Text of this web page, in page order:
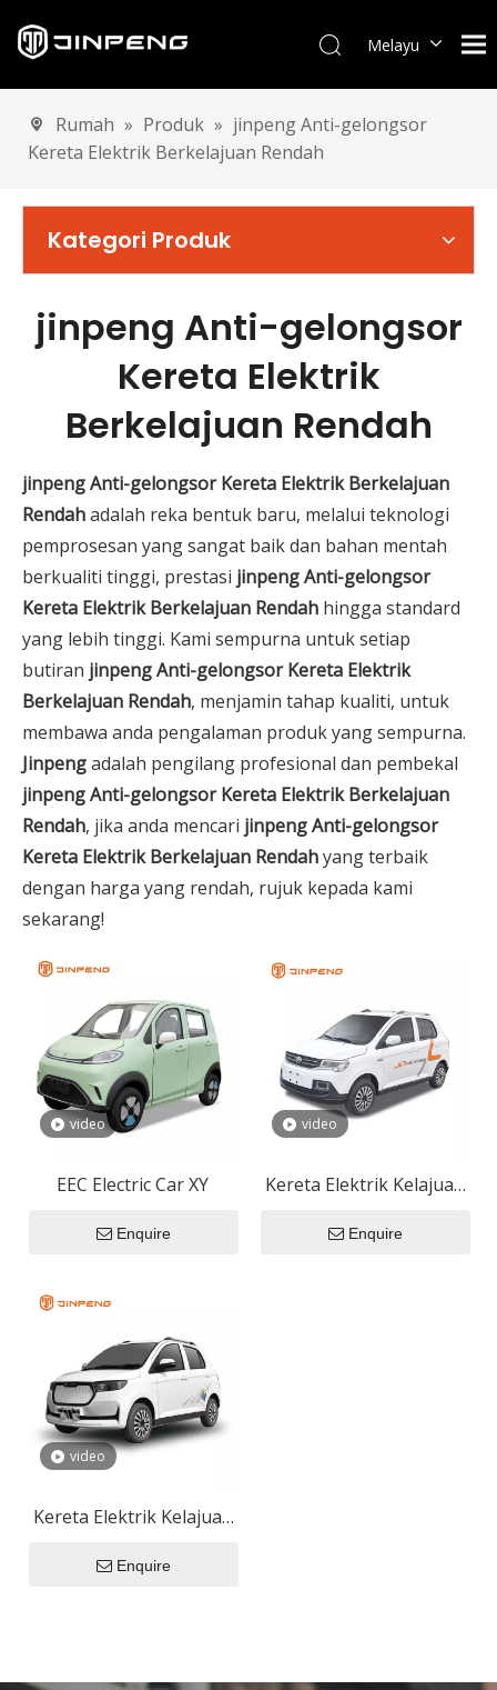
Melayu
Español
Tiếng Việt
Türk dili
Rumah » Produk » jinpeng Anti-gelongsor
Kereta Elektrik Berkelajuan Rendah
jinpeng Anti-gelongsor
Kereta Elektrik
Berkelajuan Rendah
jinpeng Anti-gelongsor Kereta Elektrik Berkelajuan
Rendahadalah reka bentuk baru, melalui teknologi
pemprosesan yang sangat baik dan bahan mentah
berkualiti tinggi, prestasi jinpeng Anti-gelongsor
Kereta Elektrik Berkelajuan Rendah hingga standard
yang lebih tinggi. Kami sempurna untuk setiap
butiran jinpeng Anti-gelongsor Kereta Elektrik
Berkelajuan Rendah, menjamin tahap kualiti, untuk
membawa anda pengalaman produk yang sempurna.
Jinpengadalah pengilang profesional dan pembekal
jinpeng Anti-gelongsor Kereta Elektrik Berkelajuan
Rendah, jika anda mencari jinpeng Anti-gelongsor
Kereta Elektrik Berkelajuan Rendahyang terbaik
dengan harga yang rendah, rujuk kepada kami
sekarang!
video
EEC Electric Car XY
Enquire
video
Kereta Elektrik Kelajuan
Enquire
video
Kereta Elektrik Kelajuan
Enquire
Kategori Produk